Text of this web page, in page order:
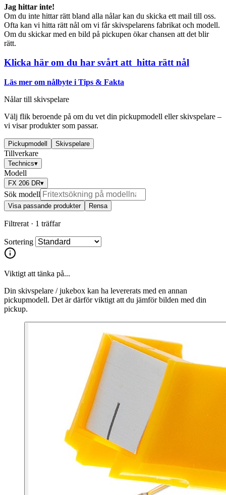
Jag hittar inte!
Om du inte hittar rätt bland alla nålar kan du skicka ett mail till oss.
Ofta kan vi hitta rätt nål om vi får skivspelarens fabrikat och modell.
Om du skickar med en bild på pickupen ökar chansen att det blir
rätt.
Klicka här om du har svårt att hitta rätt nål
Läs mer om nålbyte i Tips & Fakta
Nålar till skivspelare
Välj flik beroende på om du vet din pickupmodell eller skivspelare –
vi visar produkter som passar.
Pickupmodell Skivspelare
Tillverkare
Technics▾
Modell
FX 206 DR▾
Sök modell
Visa passande produkter Rensa
Filtrerat · 1 träffar
Sortering
Viktigt att tänka på...
Din skivspelare / jukebox kan ha levererats med en annan
pickupmodell. Det är därför viktigt att du jämför bilden med din
pickup.